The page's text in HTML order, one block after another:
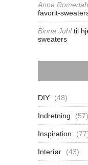
Anne
favorit-
Binna Juhltil
sweaters
DIY (48)
Indretning (57)
Inspiration
Interiør (43)